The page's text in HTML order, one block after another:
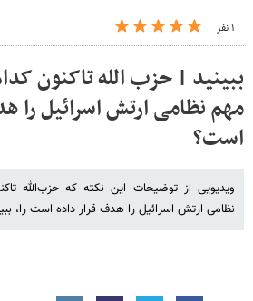
۱ نفر
ببینید | حزب الله تاکنون
مهم نظامی ارتش اسرائیل را
است؟
ویدیویی از توضیحات این نکته که حزب‌الله
نظامی ارتش اسرائیل را هدف قرار داده است را،